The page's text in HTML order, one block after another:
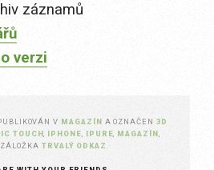
záznamů
verzi
V MAGAZÍN A OZNAČEN 3D
TOUCH IPHONE IPURE MAGAZÍN
. ZÁLOŽKA TRVALÝ ODKAZ